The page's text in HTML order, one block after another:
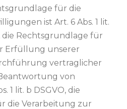
für die
ist Art. 6 Abs. 1 lit.
die Rechtsgrundlage für
Erfüllung unserer
vertraglicher
von
1 lit. b DSGVO, die
die Verarbeitung zur